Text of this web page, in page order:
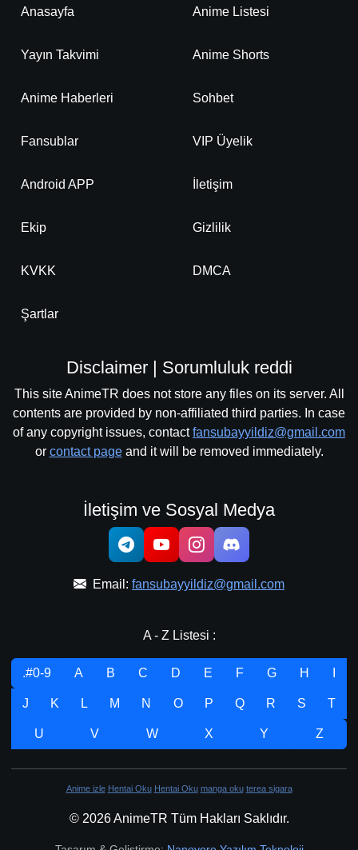
Anasayfa Anime Listesi
Yayın Takvimi Anime Shorts
Anime Haberleri Sohbet
Fansublar VIP Üyelik
Android APP İletişim
Ekip Gizlilik
KVKK DMCA
Şartlar
Disclaimer | Sorumluluk reddi
This site AnimeTR does not store any files on its server. All
contents are provided by non-affiliated third parties. In case
of any copyright issues, contactfansubayyildiz@gmail.com
or contact pageand it will be removed immediately.
İletişim ve Sosyal Medya
Email: fansubayyildiz@gmail.com
A - Z Listesi :
.#0-9 A B C D E F G H
J K L M N O P Q R S T
U V W X Y Z
Anime izle Hentai Oku Hentai Oku manga oku terea sigara
© 2026 AnimeTR Tüm Hakları Saklıdır.